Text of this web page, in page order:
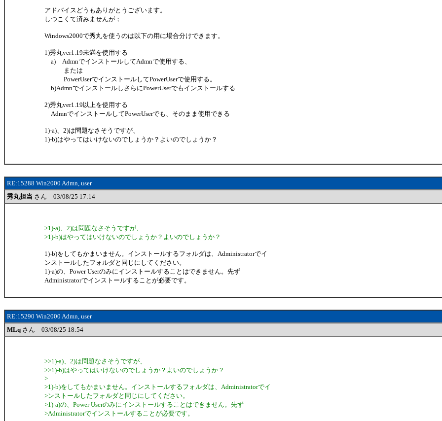
アドバイスどうもありがとうございます。
しつこくて済みませんが；
Windows2000で秀丸を使うのは以下の用に場合分けできます。
1)秀丸ver1.19未満を使用する
a) AdmnでインストールしてAdmnで使用する、
または
PowerUserでインストールしてPowerUserで使用する。
b)AdmnでインストールしさらにPowerUserでもインストールする
2)秀丸ver1.19以上を使用する
AdmnでインストールしてPowerUserでも、そのまま使用できる
1)-a)、2)は問題なさそうですが、
1)-b)はやってはいけないのでしょうか？よいのでしょうか？
RE:15288 Win2000 Admn, user
秀丸担当 さん 03/08/25 17:14
>1)-a)、2)は問題なさそうですが、
>1)-b)はやってはいけないのでしょうか？よいのでしょうか？
1)-b)をしてもかまいません。インストールするフォルダは、Administratorでイ
ンストールしたフォルダと同じにしてください。
1)-a)の、Power Userのみにインストールすることはできません。先ず
Administratorでインストールすることが必要です。
RE:15290 Win2000 Admn, user
MLq さん 03/08/25 18:54
>>1)-a)、2)は問題なさそうですが、
>>1)-b)はやってはいけないのでしょうか？よいのでしょうか？
>
>1)-b)をしてもかまいません。インストールするフォルダは、Administratorでイ
>ンストールしたフォルダと同じにしてください。
>1)-a)の、Power Userのみにインストールすることはできません。先ず
>Administratorでインストールすることが必要です。